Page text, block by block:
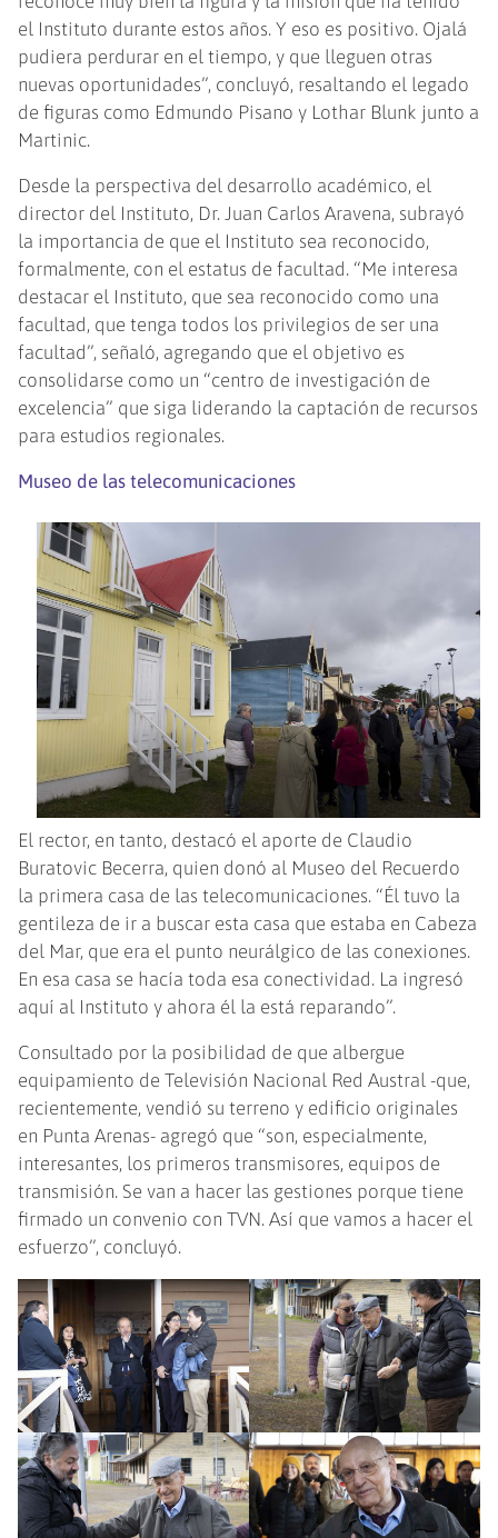
el Instituto durante estos años. Y eso es positivo. Ojalá
pudiera perdurar en el tiempo, y que lleguen otras
nuevas oportunidades”, concluyó, resaltando el legado
de figuras como Edmundo Pisano y Lothar Blunk junto a
Martinic.
Desde la perspectiva del desarrollo académico, el
director del Instituto, Dr. Juan Carlos Aravena, subrayó
la importancia de que el Instituto sea reconocido,
formalmente, con el estatus de facultad. “Me interesa
destacar el Instituto, que sea reconocido como una
facultad, que tenga todos los privilegios de ser una
facultad”, señaló, agregando que el objetivo es
consolidarse como un “centro de investigación de
excelencia” que siga liderando la captación de recursos
para estudios regionales.
Museo de las telecomunicaciones
El rector, en tanto, destacó el aporte de Claudio
Buratovic Becerra, quien donó al Museo del Recuerdo
la primera casa de las telecomunicaciones. “Él tuvo la
gentileza de ir a buscar esta casa que estaba en Cabeza
del Mar, que era el punto neurálgico de las conexiones.
En esa casa se hacía toda esa conectividad. La ingresó
aquí al Instituto y ahora él la está reparando”.
Consultado por la posibilidad de que albergue
equipamiento de Televisión Nacional Red Austral -que,
recientemente, vendió su terreno y edificio originales
en Punta Arenas- agregó que “son, especialmente,
interesantes, los primeros transmisores, equipos de
transmisión. Se van a hacer las gestiones porque tiene
firmado un convenio con TVN. Así que vamos a hacer el
esfuerzo”, concluyó.